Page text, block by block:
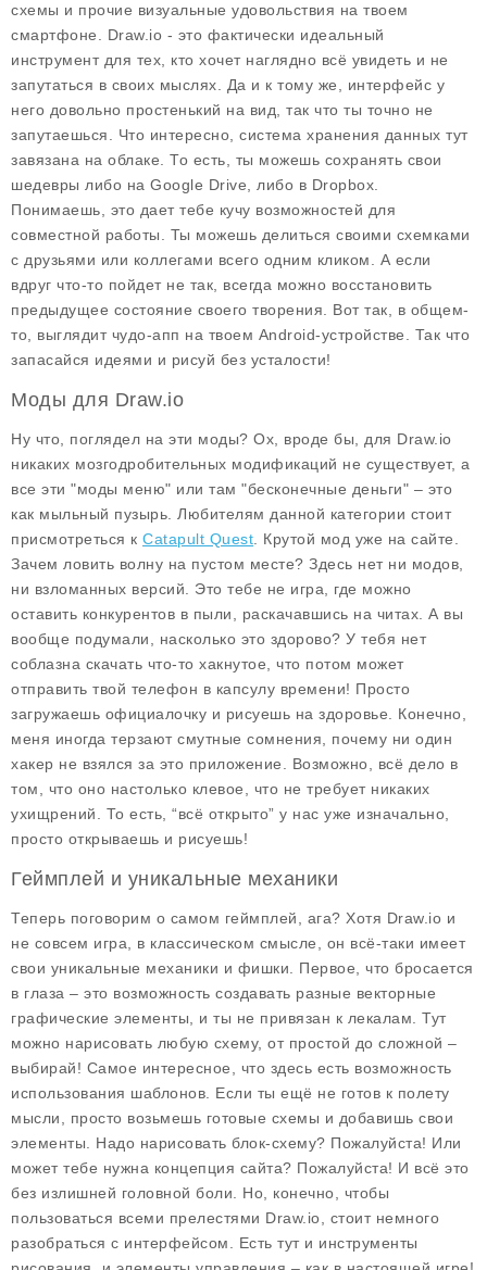
схемы и прочие визуальные удовольствия на твоем
смартфоне. Draw.io - это фактически идеальный
инструмент для тех, кто хочет наглядно всё увидеть и не
запутаться в своих мыслях. Да и к тому же, интерфейс у
него довольно простенький на вид, так что ты точно не
запутаешься. Что интересно, система хранения данных тут
завязана на облаке. То есть, ты можешь сохранять свои
шедевры либо на Google Drive, либо в Dropbox.
Понимаешь, это дает тебе кучу возможностей для
совместной работы. Ты можешь делиться своими схемками
с друзьями или коллегами всего одним кликом. А если
вдруг что-то пойдет не так, всегда можно восстановить
предыдущее состояние своего творения. Вот так, в общем-
то, выглядит чудо-апп на твоем Android-устройстве. Так что
запасайся идеями и рисуй без усталости!
Моды для Draw.io
Ну что, поглядел на эти моды? Ох, вроде бы, для Draw.io
никаких мозгодробительных модификаций не существует, а
все эти "моды меню" или там "бесконечные деньги" – это
как мыльный пузырь. Любителям данной категории стоит
присмотреться к Catapult Quest . Крутой мод уже на сайте.
Зачем ловить волну на пустом месте? Здесь нет ни модов,
ни взломанных версий. Это тебе не игра, где можно
оставить конкурентов в пыли, раскачавшись на читах. А вы
вообще подумали, насколько это здорово? У тебя нет
соблазна скачать что-то хакнутое, что потом может
отправить твой телефон в капсулу времени! Просто
загружаешь официалочку и рисуешь на здоровье. Конечно,
меня иногда терзают смутные сомнения, почему ни один
хакер не взялся за это приложение. Возможно, всё дело в
том, что оно настолько клевое, что не требует никаких
ухищрений. То есть, “всё открыто” у нас уже изначально,
просто открываешь и рисуешь!
Геймплей и уникальные механики
Теперь поговорим о самом геймплей, ага? Хотя Draw.io и
не совсем игра, в классическом смысле, он всё-таки имеет
свои уникальные механики и фишки. Первое, что бросается
в глаза – это возможность создавать разные векторные
графические элементы, и ты не привязан к лекалам. Тут
можно нарисовать любую схему, от простой до сложной –
выбирай! Самое интересное, что здесь есть возможность
использования шаблонов. Если ты ещё не готов к полету
мысли, просто возьмешь готовые схемы и добавишь свои
элементы. Надо нарисовать блок-схему? Пожалуйста! Или
может тебе нужна концепция сайта? Пожалуйста! И всё это
без излишней головной боли. Но, конечно, чтобы
пользоваться всеми прелестями Draw.io , стоит немного
разобраться с интерфейсом. Есть тут и инструменты